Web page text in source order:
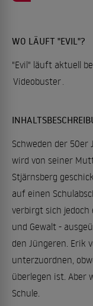
WO LÄUFT "EVIL"?
"Evil" läuft aktuell
Videobuster.
Schweden der 50er
wird von seiner
Stjärnsberg
auf einen
verbirgt sich
und Gewalt -
den Jüngeren. Erik
unterzuordnen,
überlegen ist. Aber
Schule.